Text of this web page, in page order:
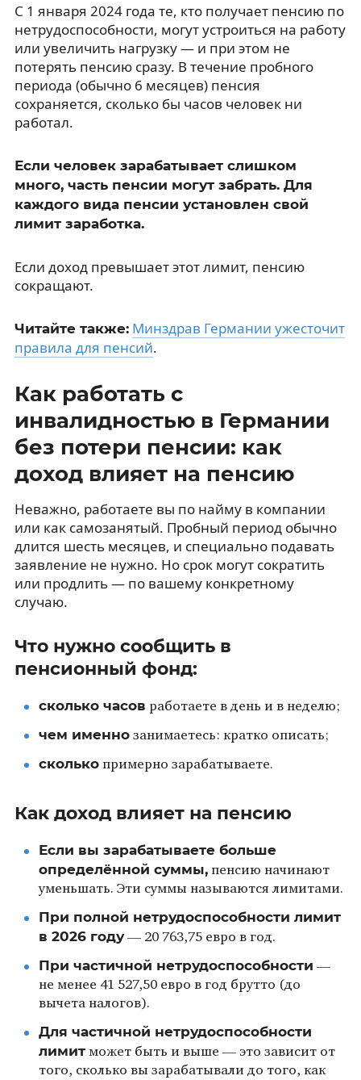
С 1 января 2024 года те, кто получает пенсию по
нетрудоспособности, могут устроиться на работу
или увеличить нагрузку — и при этом не
потерять пенсию сразу. В течение пробного
периода (обычно 6 месяцев) пенсия
сохраняется, сколько бы часов человек ни
работал.
Если человек зарабатывает слишком
много, часть пенсии могут забрать. Для
каждого вида пенсии установлен свой
лимит заработка.
Если доход превышает этот лимит, пенсию
сокращают.
Читайте также: Минздрав Германии ужесточит
правила для пенсий.
Как работать с
инвалидностью в Германии
без потери пенсии: как
доход влияет на пенсию
Неважно, работаете вы по найму в компании
или как самозанятый. Пробный период обычно
длится шесть месяцев, и специально подавать
заявление не нужно. Но срок могут сократить
или продлить — по вашему конкретному
случаю.
Что нужно сообщить в
пенсионный фонд:
сколько часов работаете в день и в неделю;
чем именнозанимаетесь: кратко описать;
сколькопримерно зарабатываете.
Как доход влияет на пенсию
Если вы зарабатываете больше
определённой суммы,пенсию начинают
уменьшать. Эти суммы называются лимитами.
При полной нетрудоспособности лимит
в 2026 году— 20 763,75 евро в год.
При частичной нетрудоспособности —
не менее 41 527,50 евро в год брутто (до
вычета налогов).
Для частичной нетрудоспособности
лимитможет быть и выше — это зависит от
того, сколько вы зарабатывали до того, как